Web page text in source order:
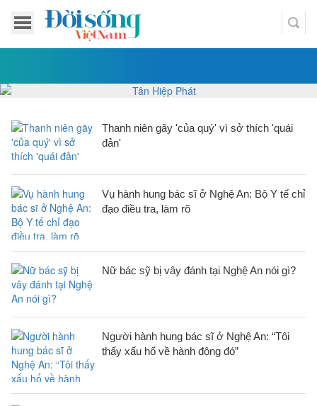
Thanh niên gãy 'của quý' vì sở thích 'quái
đản'
Vụ hành hung bác sĩ ở Nghệ An: Bộ Y tế chỉ
đạo điều tra, làm rõ
Nữ bác sỹ bị vây đánh tại Nghệ An nói gì?
Người hành hung bác sĩ ở Nghệ An: “Tôi
thấy xấu hổ về hành động đó”